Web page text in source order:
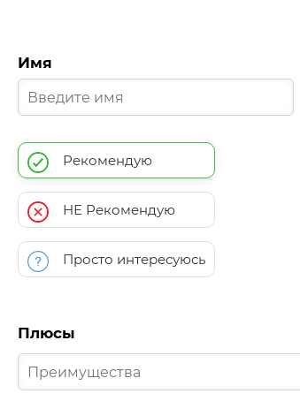
Имя
Рекомендую
НЕ Рекомендую
Просто интересуюсь
Плюсы